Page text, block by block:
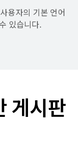
용자의 기본 언어
있습니다.
게시판